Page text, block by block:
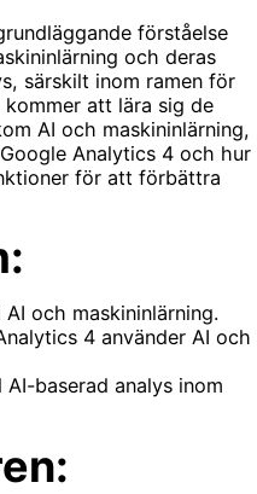
förståelse
och deras
särskilt inom ramen för
kommer att lära sig de
AI och maskininlärning,
Analytics 4 och hur
för att förbättra
och maskininlärning.
4 använder AI och
baserad analys inom